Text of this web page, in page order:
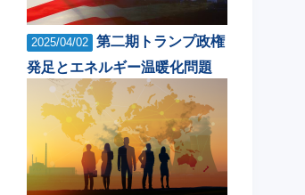
2025/04/02 第二期トランプ政権
発足とエネルギー温暖化問題